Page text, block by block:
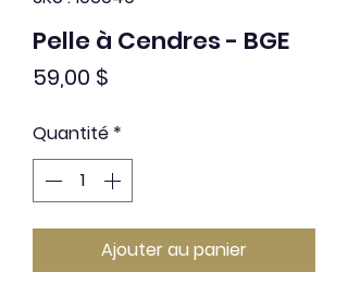
Pelle à Cendres - BGE
59,00 $
Quantité *
Ajouter au panier